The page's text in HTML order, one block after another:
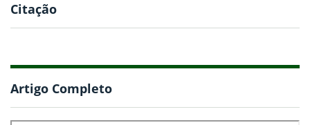
Citação
Artigo Completo